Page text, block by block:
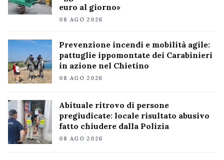
euro al giorno»
08 AGO 2026
Prevenzione incendi e mobilità agile:
pattuglie ippomontate dei Carabinieri
in azione nel Chietino
08 AGO 2026
Abituale ritrovo di persone
pregiudicate: locale risultato abusivo
fatto chiudere dalla Polizia
08 AGO 2026